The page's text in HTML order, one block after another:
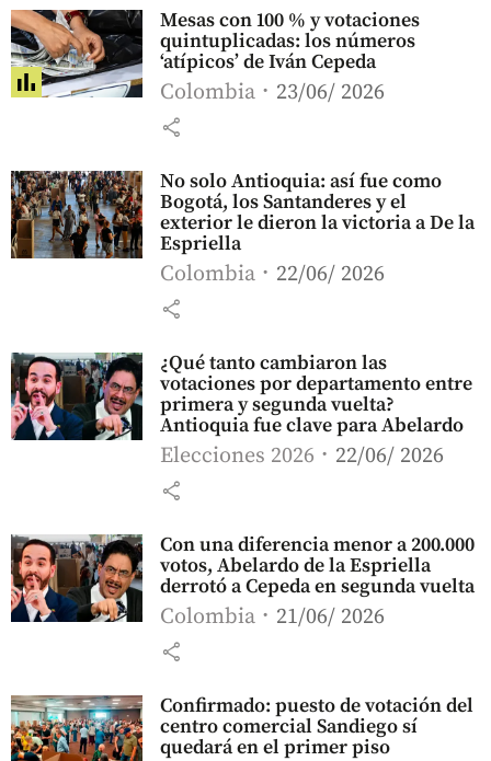
Mesas con 100 % y votaciones
quintuplicadas: los números
‘atípicos’ de Iván Cepeda
Colombia 23/06/ 2026
share
No solo Antioquia: así fue como
Bogotá, los Santanderes y el
exterior le dieron la victoria a De la
Espriella
Colombia 22/06/ 2026
share
¿Qué tanto cambiaron las
votaciones por departamento entre
primera y segunda vuelta?
Antioquia fue clave para Abelardo
Elecciones 2026 22/06/ 2026
share
Con una diferencia menor a 200.000
votos, Abelardo de la Espriella
derrotó a Cepeda en segunda vuelta
Colombia 21/06/ 2026
share
Confirmado: puesto de votación del
centro comercial Sandiego sí
quedará en el primer piso